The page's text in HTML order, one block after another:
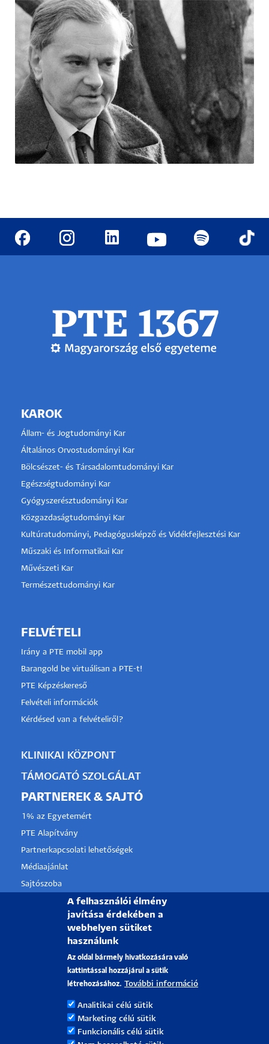
(1913-1989)
Költő, író, irodalomtudós, műfordító. A
legjelentősebb magyar nyelven alkotó
költők egyike, költőként, műfordítóként is
KAROK
Állam- és Jogtudományi Kar
Általános Orvostudományi Kar
Bölcsészet- és Társadalomtudományi Kar
Egészségtudományi Kar
Gyógyszerésztudományi Kar
Közgazdaságtudományi Kar
Kultúratudományi, Pedagógusképző és Vidékfejlesztési Kar
Műszaki és Informatikai Kar
Művészeti Kar
Természettudományi Kar
FELVÉTELI
Irány a PTE mobil app
Barangold be virtuálisan a PTE-t!
PTE Képzéskereső
Felvételi információk
Kérdésed van a felvételiről?
KLINIKAI KÖZPONT
TÁMOGATÓ SZOLGÁLAT
PARTNEREK & SAJTÓ
1% az Egyetemért
PTE Alapítvány
Partnerkapcsolati lehetőségek
Médiaajánlat
Sajtószoba
Pályázati projektek
PÉCSI TUDOMÁNYEGYETEM
H-7622 Pécs, Vasvári Pál utca. 4.
Tel.:+36-72/501-500
Rektori Kabinet: +36 30/787-2913
A felhasználói élmény
javítása érdekében a
webhelyen sütiket
használunk
Az oldal bármely hivatkozására való
kattintással hozzájárul a sütik
létrehozásához. További információ
Analitikai célú sütik
Marketing célú sütik
Funkcionális célú sütik